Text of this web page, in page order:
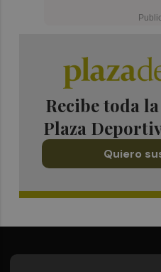
Recibe toda
Plaza
Quiero